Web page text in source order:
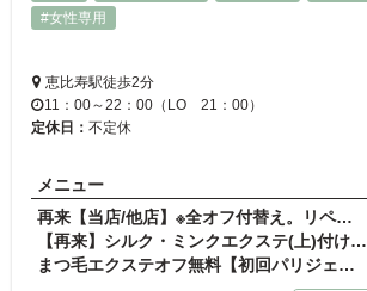
#女性専用
恵比寿駅徒歩2分
11：00～22：00（LO 21：00）
定休日： 不定休
メニュー
再来【当店/他店】※全オフ付替え。リペアの方は選択…
【再来】シルク・ミンクエクステ(上)付け放題
まつ毛エクステオフ無料【初回パリジェンヌラッシュ…